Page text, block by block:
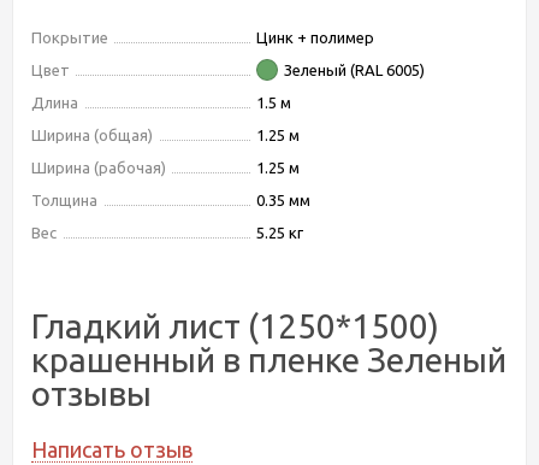
Покрытие
Цинк + полимер
Цвет
Зеленый (RAL 6005)
Длина
1.5 м
Ширина (общая)
1.25 м
Ширина (рабочая)
1.25 м
Толщина
0.35 мм
Вес
5.25 кг
Гладкий лист (1250*1500)
крашенный в пленке Зеленый
отзывы
Написать отзыв